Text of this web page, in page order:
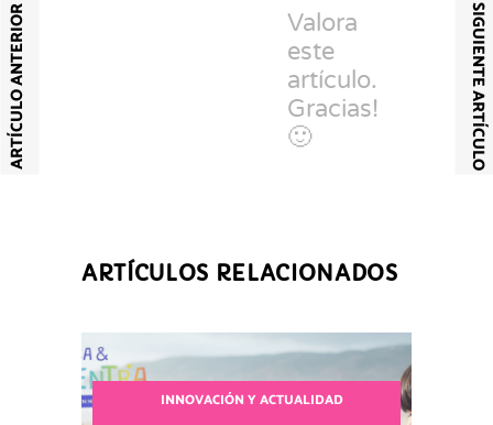
Valora
este
artículo.
Gracias!
🙂
ARTÍCULO ANTERIOR SIGUIENTE ARTÍCULO
ARTÍCULOS RELACIONADOS
INNOVACIÓN Y ACTUALIDAD